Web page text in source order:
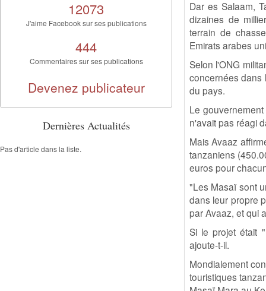
Dar es Salaam,
dizaines de
terrain de
Emirats arabes
Selon l'ONG
concernées dans
du pays.
Le
n'avait pas réagi
Mais Avaaz
tanzaniens
euros pour
"Les Masaï sont
dans leur propre
par Avaaz, et qui
Si le projet était
ajoute-t-il.
Mondialement
touristiques
12073
J'aime Facebook sur ses publications
444
Commentaires sur ses publications
Devenez publicateur
Dernières Actualités
Pas d'article dans la liste.